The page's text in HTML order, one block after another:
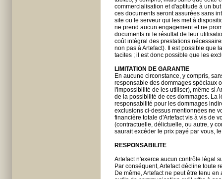
commercialisation et d'aptitude à un
ces documents seront assurées sans
site ou le serveur qui les met à
ne prend aucun engagement et ne
documents ni le résultat de leur
coût intégral des prestations
non pas à Artefact). Il est possible que
tacites ; il est donc possible que les
LIMITATION DE GARANTIE
En aucune circonstance, y compris,
responsable des dommages spéciaux
l'impossibilité de les utiliser), même si
de la possibilité de ces dommages. La
responsabilité pour les dommages
exclusions ci-dessus mentionnées ne
financière totale d'Artefact vis à vis de
(contractuelle, délictuelle, ou autre, y
saurait excéder le prix payé par vous,
RESPONSABILITE
Artefact n'exerce aucun contrôle légal
Par conséquent, Artefact décline toute
De même, Artefact ne peut être tenu